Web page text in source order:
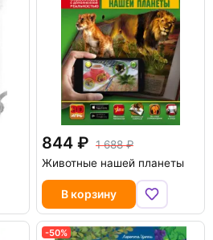
844
1 688
Животные нашей планеты
В корзину
-50%